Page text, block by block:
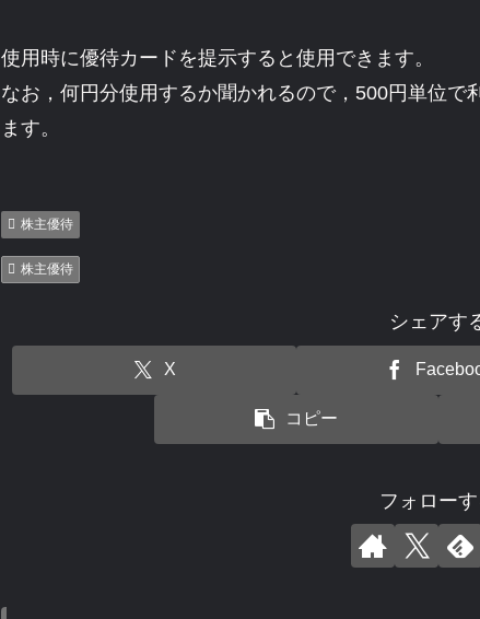
使用時に優待カードを提示すると使用できます。
なお，何円分使用するか聞かれるので，500円単位で
ます。
株主優待
株主優待
シェアす
X
コピー
フォロー